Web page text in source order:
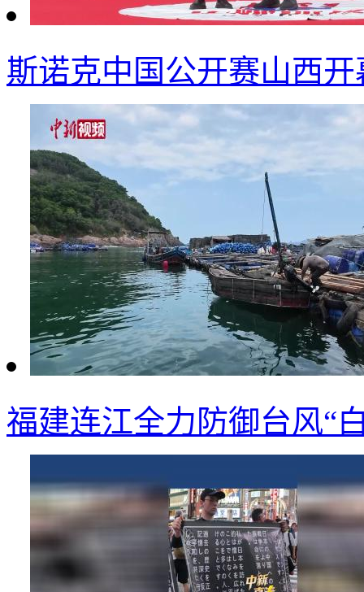
斯诺克中国公开赛山西
福建连江全力防御台风“